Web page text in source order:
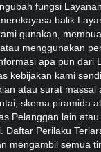
fungsi
balik
gunakan,
menggunakan
apa pun
kebijakan kami
atau surat
skema piramida
Pelanggan lain
Daftar Perilaku
mengambil semua